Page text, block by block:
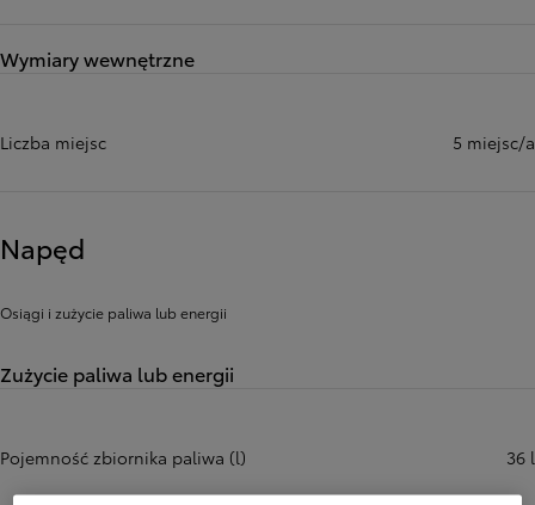
Wymiary wewnętrzne
Liczba miejsc 5 miejsc/a
Napęd
Osiągi i zużycie paliwa lub energii
Zużycie paliwa lub energii
Pojemność zbiornika paliwa (l) 36 l